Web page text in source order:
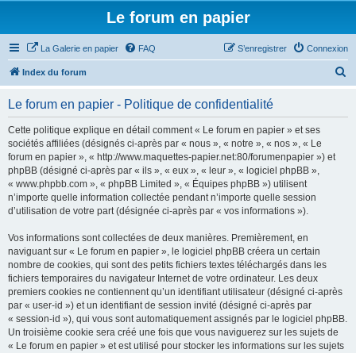
Le forum en papier
La Galerie en papier FAQ Connexion
S’enregistrer
Index du forum
Le forum en papier - Politique de confidentialité
Cette politique explique en détail comment « Le forum en papier » et ses
sociétés affiliées (désignés ci-après par « nous », « notre », « nos », « Le
forum en papier », « http://www.maquettes-papier.net:80/forumenpapier ») et
phpBB (désigné ci-après par « ils », « eux », « leur », « logiciel phpBB »,
« www.phpbb.com », « phpBB Limited », « Équipes phpBB ») utilisent
n’importe quelle information collectée pendant n’importe quelle session
d’utilisation de votre part (désignée ci-après par « vos informations »).
Vos informations sont collectées de deux manières. Premièrement, en
naviguant sur « Le forum en papier », le logiciel phpBB créera un certain
nombre de cookies, qui sont des petits fichiers textes téléchargés dans les
fichiers temporaires du navigateur Internet de votre ordinateur. Les deux
premiers cookies ne contiennent qu’un identifiant utilisateur (désigné ci-après
par « user-id ») et un identifiant de session invité (désigné ci-après par
« session-id »), qui vous sont automatiquement assignés par le logiciel phpBB.
Un troisième cookie sera créé une fois que vous naviguerez sur les sujets de
« Le forum en papier » et est utilisé pour stocker les informations sur les sujets